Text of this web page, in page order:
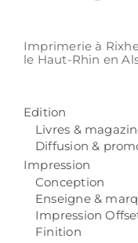
Imprimerie à
le Haut-Rhin en
Edition
Livres &
Diffusion &
Impression
Conception
Enseigne &
Impression
Finition